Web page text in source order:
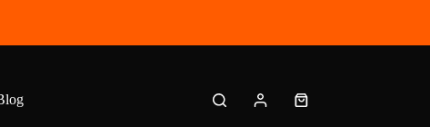
Carro